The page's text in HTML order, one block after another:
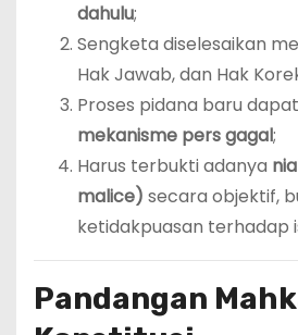
dahulu;
Sengketa diselesaikan
Hak Jawab, dan Hak
Proses pidana baru
mekanisme pers gagal;
Harus terbukti adanya
malice) secara objektif,
ketidakpuasan terhadap
Pandangan